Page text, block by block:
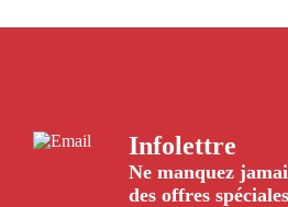
Infolettre
Ne manquez
des offres